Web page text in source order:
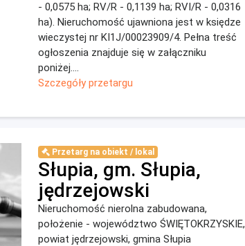
- 0,0575 ha; RV/R - 0,1139 ha; RVI/R - 0,0316
ha). Nieruchomość ujawniona jest w księdze
wieczystej nr KI1J/00023909/4. Pełna treść
ogłoszenia znajduje się w załączniku
poniżej....
Szczegóły przetargu
Przetarg na obiekt / lokal
Słupia, gm. Słupia,
jędrzejowski
Nieruchomość nierolna zabudowana,
położenie - województwo ŚWIĘTOKRZYSKIE,
powiat jędrzejowski, gmina Słupia